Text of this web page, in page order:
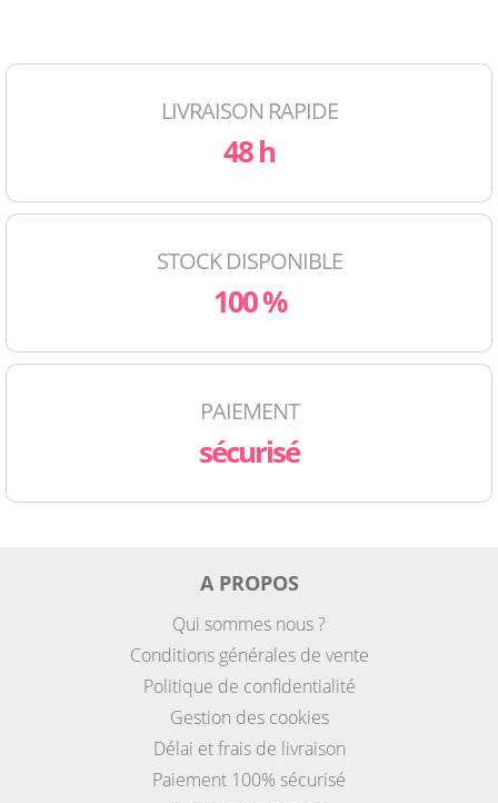
LIVRAISON RAPIDE
48 h
STOCK DISPONIBLE
100 %
PAIEMENT
sécurisé
A PROPOS
Qui sommes nous ?
Conditions générales de vente
Politique de confidentialité
Gestion des cookies
Délai et frais de livraison
Paiement 100% sécurisé